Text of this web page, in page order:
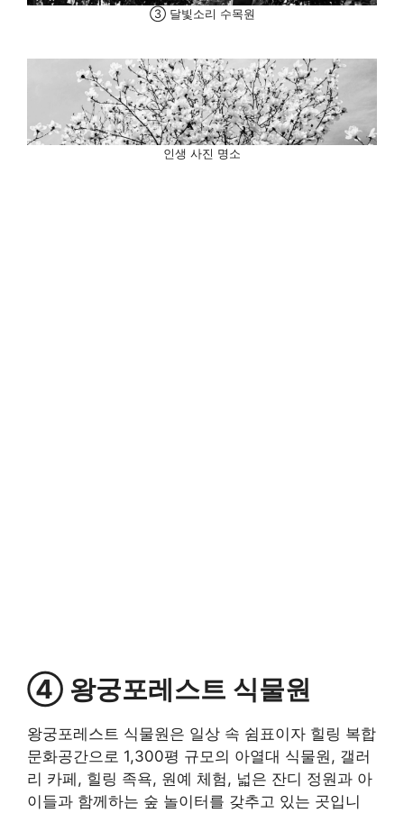
③ 달빛소리 수목원
인생 사진 명소
④ 왕궁포레스트 식물원
왕궁포레스트 식물원은 일상 속 쉼표이자 힐링 복합
문화공간으로 1,300평 규모의 아열대 식물원, 갤러
리 카페, 힐링 족욕, 원예 체험, 넓은 잔디 정원과 아
이들과 함께하는 숲 놀이터를 갖추고 있는 곳입니